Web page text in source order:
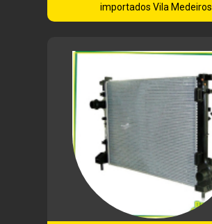
importados Vila Medeiros